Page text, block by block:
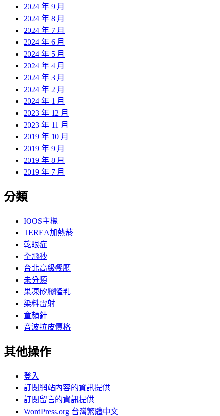
2024 年 9 月
2024 年 8 月
2024 年 7 月
2024 年 6 月
2024 年 5 月
2024 年 4 月
2024 年 3 月
2024 年 2 月
2024 年 1 月
2023 年 12 月
2023 年 11 月
2019 年 10 月
2019 年 9 月
2019 年 8 月
2019 年 7 月
分類
IQOS主機
TEREA加熱菸
乾眼症
全飛秒
台北高級餐廳
未分類
果凍矽膠隆乳
染料雷射
童顏針
音波拉皮價格
其他操作
登入
訂閱網站內容的資訊提供
訂閱留言的資訊提供
WordPress.org 台灣繁體中文